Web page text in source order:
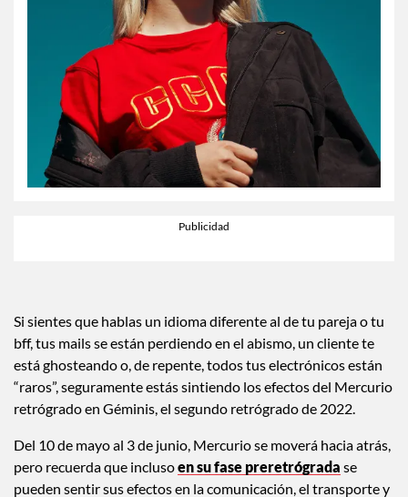
Si sientes que hablas un idioma diferente al de tu pareja o tu
bff, tus mails se están perdiendo en el abismo, un cliente te
está ghosteando o, de repente, todos tus electrónicos están
“raros”, seguramente estás sintiendo los efectos del Mercurio
Del 10 de mayo al 3 de junio, Mercurio se moverá hacia atrás,
pero recuerda que inclusoen su fase preretrógradase